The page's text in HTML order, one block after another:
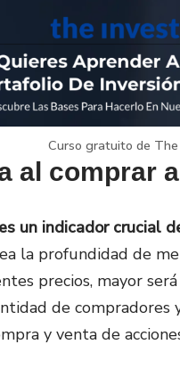
Curso gratuito de
al comprar
un indicador crucial
la profundidad de
precios, mayor
de
y venta de